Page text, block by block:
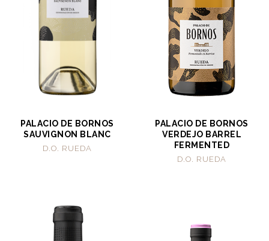
PALACIO DE BORNOS
SAUVIGNON BLANC
D.O. RUEDA
PALACIO DE BORNOS
VERDEJO BARREL
FERMENTED
D.O. RUEDA